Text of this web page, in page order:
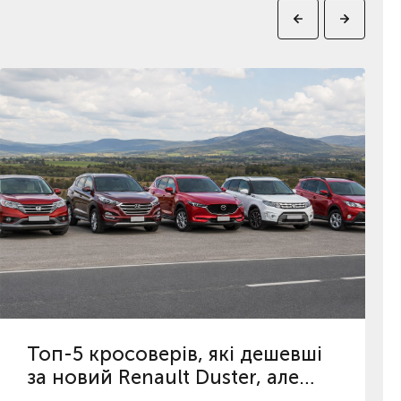
Топ-5 кросоверів, які дешевші
за новий Renault Duster, але